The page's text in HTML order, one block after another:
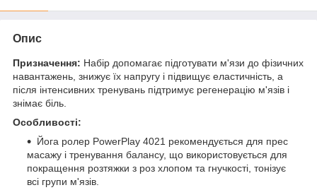
Опис
Призначення: Набір допомагає підготувати м'язи до фізичних
навантажень, знижує їх напругу і підвищує еластичність, а
після інтенсивних тренувань підтримує регенерацію м'язів і
знімає біль.
Особливості:
Йога ролер PowerPlay 4021 рекомендується для прес
масажу і тренування балансу, що використовується для
покращення розтяжки з роз хлопом та гнучкості, тонізує
всі групи м'язів.